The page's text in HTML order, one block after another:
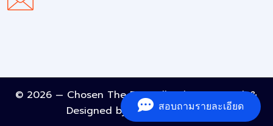
© 2026 — Chosen The Best All rights reserved. &
Designed by
A Must Element
สอบถามรายละเอียด